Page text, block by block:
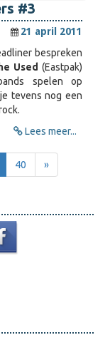
#3
21 april 2011
bespreken
Used (Eastpak)
spelen op
tevens nog een
Lees meer...
40 »